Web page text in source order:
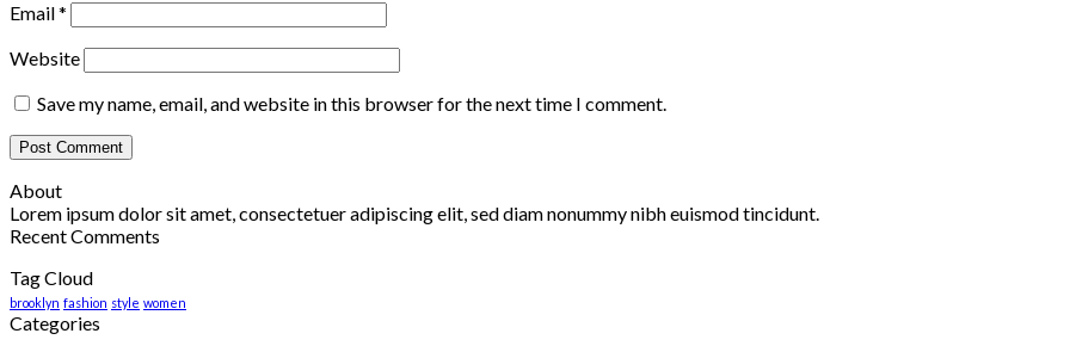
Email*
Website
Save my name, email, and website in this browser for the next time I comment.
About
Lorem ipsum dolor sit amet, consectetuer adipiscing elit, sed diam nonummy nibh euismod tincidunt.
Recent Comments
Tag Cloud
brooklyn fashion style women
Categories